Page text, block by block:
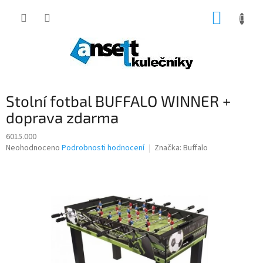
Stolní fotbal BUFFALO WINNER +
doprava zdarma
6015.000
Průměrné
Neohodnoceno Podrobnosti hodnocení Značka: Buffalo